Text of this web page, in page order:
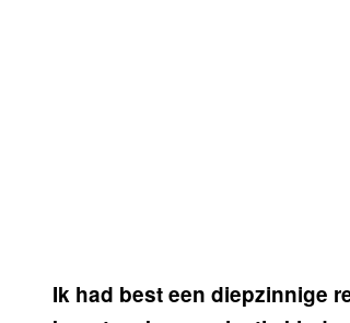
Ik had best een diepzinnige